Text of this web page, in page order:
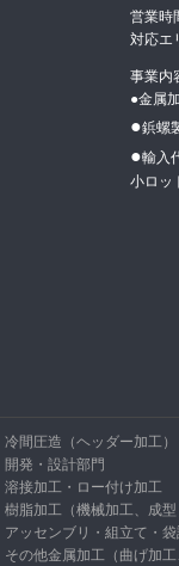
営業時
対応エ
事業内
●金属
●鋲螺
●輸入
小ロッ
冷間圧造（ヘッダー加工）
開発・設計部門
溶接加工・ロー付け加工
樹脂加工（機械加工、成
アッセンブリ・組立て・
その他金属加工（曲げ加